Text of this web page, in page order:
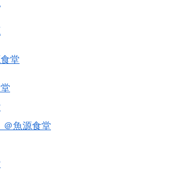
堂
＠魚源食堂